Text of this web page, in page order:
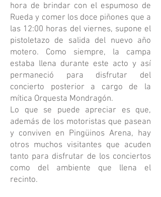
hora de brindar con el espumoso de
Rueda y comer los doce piñones que a
las 12:00 horas del viernes, supone el
pistoletazo de salida del nuevo año
motero. Como siempre, la campa
estaba llena durante este acto y así
permaneció para disfrutar del
concierto posterior a cargo de la
mítica Orquesta Mondragón.
Lo que se puede apreciar es que,
además de los motoristas que pasean
y conviven en Pingüinos Arena, hay
otros muchos visitantes que acuden
tanto para disfrutar de los conciertos
como del ambiente que llena el
recinto.